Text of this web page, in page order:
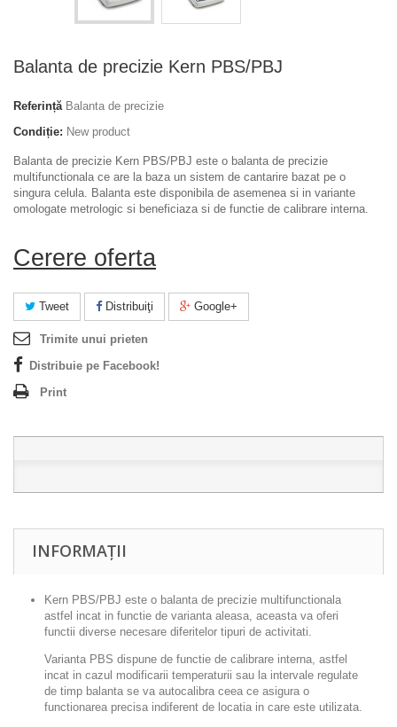
Balanta de precizie Kern PBS/PBJ
Referință Balanta de precizie
Condiție: New product
Balanta de precizie Kern PBS/PBJ este o balanta de precizie
multifunctionala ce are la baza un sistem de cantarire bazat pe o
singura celula. Balanta este disponibila de asemenea si in variante
omologate metrologic si beneficiaza si de functie de calibrare interna.
Cerere oferta
Tweet Distribuiţi Google+
Trimite unui prieten
Distribuie pe Facebook!
Print
INFORMAȚII
Kern PBS/PBJ este o balanta de precizie multifunctionala
astfel incat in functie de varianta aleasa, aceasta va oferi
functii diverse necesare diferitelor tipuri de activitati.
Varianta PBS dispune de functie de calibrare interna, astfel
incat in cazul modificarii temperaturii sau la intervale regulate
de timp balanta se va autocalibra ceea ce asigura o
functionarea precisa indiferent de locatia in care este utilizata.